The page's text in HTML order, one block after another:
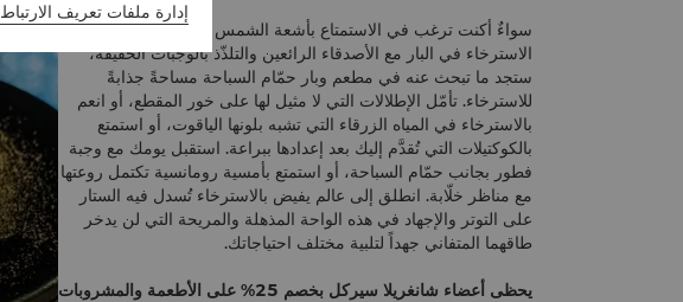
سواءٌ أكنت ترغب في الاستمتاع بأشعة الشمس مع كوكتيل مميّز أو
الاسترخاء في البار مع الأصدقاء الرائعين والتلذّذ بالوجبات الخفيفة،
ستجد ما تبحث عنه في مطعم وبار حمّام السباحة مساحةً جذابةً
للاسترخاء. تأمّل الإطلالات التي لا مثيل لها على خور المقطع، أو انعم
بالاسترخاء في المياه الزرقاء التي تشبه بلونها الياقوت، أو استمتع
بالكوكتيلات التي تُقدَّم إليك بعد إعدادها ببراعة. استقبل يومك مع وجبة
فطور بجانب حمّام السباحة، أو استمتع بأمسية رومانسية تكتمل روعتها
مع مناظر خلّابة. انطلق إلى عالم يفيض بالاسترخاء تُسدل فيه الستار
على التوتر والإجهاد في هذه الواحة المذهلة والمريحة التي لن يدخر
طاقهما المتفاني جهداً لتلبية مختلف احتياجاتك.
يحظى أعضاء شانغريلا سيركل بخصم 25% على الأطعمة والمشروبات
إدارة ملفات تعريف الارتباط